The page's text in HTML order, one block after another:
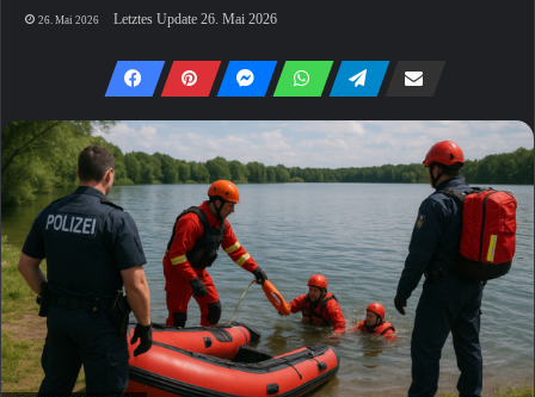
26. Mai 2026 Letztes Update 26. Mai 2026